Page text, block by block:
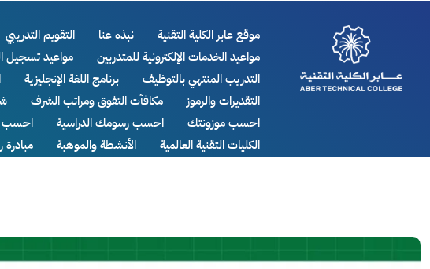
موقع عابر الكلية التقنية نبذه عنا التقويم التدريبي
مواعيد الخدمات الإلكترونية للمتدربين
مواعيد تسجيل
التدريب المنتهي بالتوظيف
برنامج اللغة الإنجليزية
التقديرات والرموز
مكافآت التفوق ومراتب الشرف
احسب موزونتك
احسب رسومك الدراسية احسب
الكليات التقنية العالمية
الأنشطة والموهبة مبادرة